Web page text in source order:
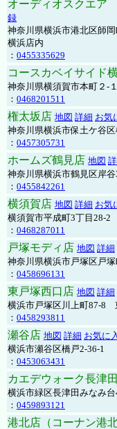
オーディオスクエア
録
神奈川県横浜市港北区師
横浜店内
： 0455335629
コースカベイサイド
神奈川県横須賀市本町２-
： 0468201511
権太坂店 地図 詳細 お気
神奈川県横浜市保土ケ谷区
： 0457305731
ホームズ鶴見店 地図
神奈川県横浜市鶴見区岸
： 0455842261
横須賀店 地図 詳細 お気
横須賀市平成町3丁目28-2
： 0468287011
戸塚モディ店 地図 詳細
神奈川県横浜市戸塚区戸塚
： 0458696131
東戸塚西口店 地図 詳細
横浜市戸塚区川上町87-8
： 0458293811
瀬谷店 地図 詳細 お気に
横浜市瀬谷区橋戸2-36-1
： 0453063431
カエデウォーク長津
横浜市緑区長津田みなみ
： 0459893121
港北店（コーナン港